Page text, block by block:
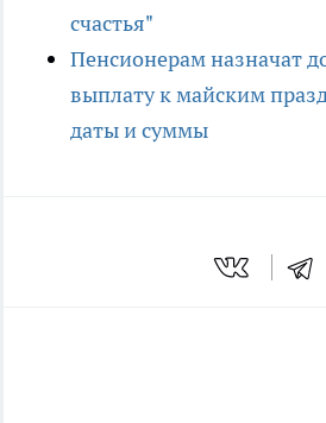
счастья"
Пенсионерам назначат
выплату к майским
даты и суммы